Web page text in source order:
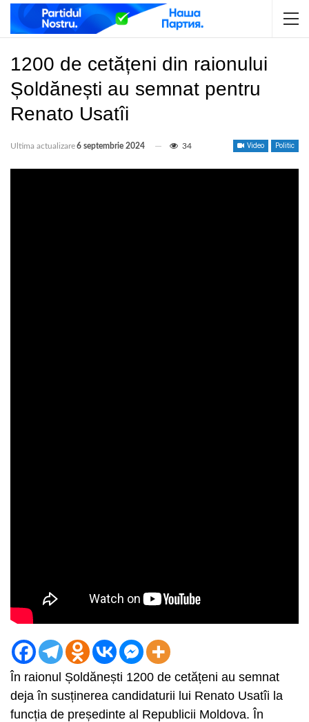
1200 de cetățeni din raionului
Șoldănești au semnat pentru
Renato Usatîi
Video Politic
Ultima actualizare6 septembrie 2024 34
În raionul Șoldănești 1200 de cetățeni au semnat
deja în susținerea candidaturii lui Renato Usatîi la
funcția de președinte al Republicii Moldova. În